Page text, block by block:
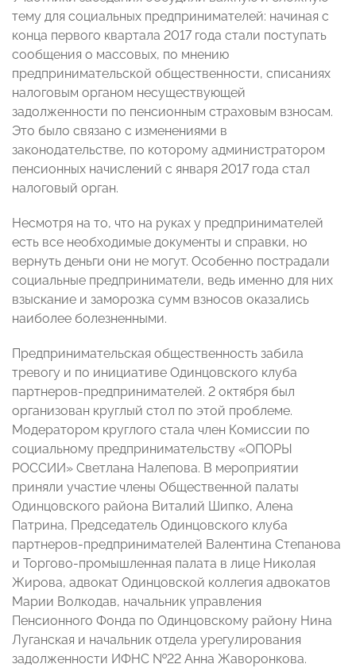
тему для социальных предпринимателей: начиная с
конца первого квартала 2017 года стали поступать
сообщения о массовых, по мнению
предпринимательской общественности, списаниях
налоговым органом несуществующей
задолженности по пенсионным страховым взносам.
Это было связано с изменениями в
законодательстве, по которому администратором
пенсионных начислений с января 2017 года стал
налоговый орган.
Несмотря на то, что на руках у предпринимателей
есть все необходимые документы и справки, но
вернуть деньги они не могут. Особенно пострадали
социальные предприниматели, ведь именно для них
взыскание и заморозка сумм взносов оказались
наиболее болезненными.
Предпринимательская общественность забила
тревогу и по инициативе Одинцовского клуба
партнеров-предпринимателей. 2 октября был
организован круглый стол по этой проблеме.
Модератором круглого стала член Комиссии по
социальному предпринимательству «ОПОРЫ
РОССИИ» Светлана Налепова. В мероприятии
приняли участие члены Общественной палаты
Одинцовского района Виталий Шипко, Алена
Патрина, Председатель Одинцовского клуба
партнеров-предпринимателей Валентина Степанова
и Торгово-промышленная палата в лице Николая
Жирова, адвокат Одинцовской коллегия адвокатов
Марии Волкодав, начальник управления
Пенсионного Фонда по Одинцовскому району Нина
Луганская и начальник отдела урегулирования
задолженности ИФНС №22 Анна Жаворонкова.